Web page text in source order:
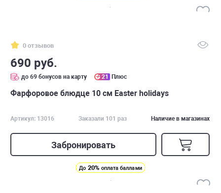
0 отзывов
690 руб.
до 69 бонусов на карту 21 Плюс
Фарфоровое блюдце 10 см Easter holidays
Артикул: 13016 Заказали 101 раз Наличие в магазинах
Забронировать
До 20% оплата баллами